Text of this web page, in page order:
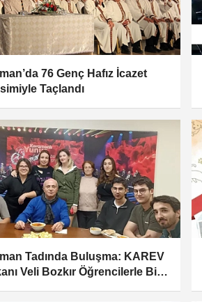
76 Genç Hafız İcazet
Taçlandı
Tadında Buluşma: KAREV
Veli Bozkır Öğrencilerle Bir